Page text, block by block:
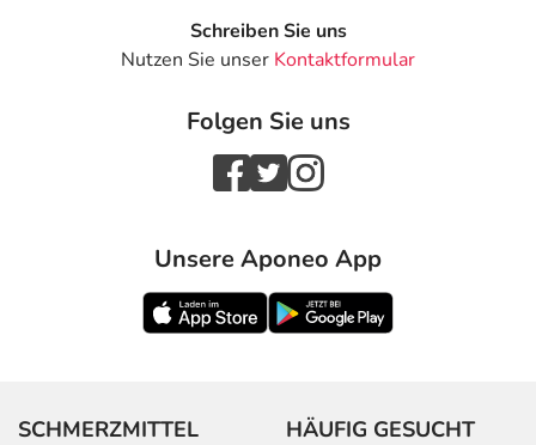
Schreiben Sie uns
Nutzen Sie unser Kontaktformular
Folgen Sie uns
Unsere Aponeo App
SCHMERZMITTEL HÄUFIG GESUCHT